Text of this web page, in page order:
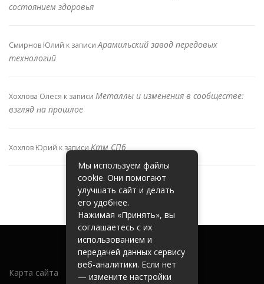
состоянием здоровья
Смирнов Юлий к записиАрамильский завод передовых
технологий
Хохлова Олеся к записи Металлы и изменения в сообществе:
взгляд на прошлое
Хохлов Юрий к записи Ктм СПб
Карта сайта
Мы используем файлы
cookie. Они помогают
улучшать сайт и делать
его удобнее.
Нажимая «Принять», вы
соглашаетесь с их
использованием и
передачей данных сервису
веб-аналитики. Если нет
— измените настройки